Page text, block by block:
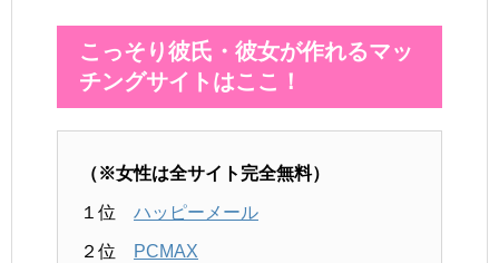
こっそり彼氏・彼女が作れるマッ
チングサイトはここ！
（※女性は全サイト完全無料）
１位 ハッピーメール
２位 PCMAX